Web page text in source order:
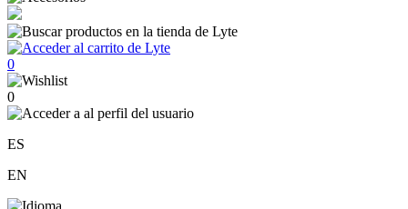
0
0
ES
EN